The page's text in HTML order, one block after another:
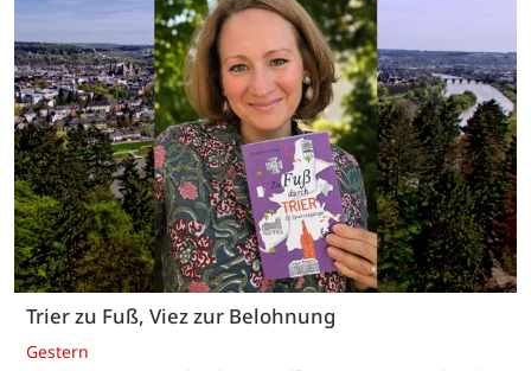
Trier zu Fuß, Viez zur Belohnung
Gestern